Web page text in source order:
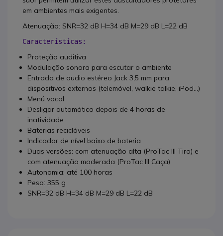
em ambientes mais exigentes.
Atenuação: SNR=32 dB H=34 dB M=29 dB L=22 dB
Características:
Proteção auditiva
Modulação sonora para escutar o ambiente
Entrada de audio estéreo Jack 3,5 mm para
dispositivos externos (telemóvel, walkie talkie, iPod...)
Menú vocal
Desligar automático depois de 4 horas de
inatividade
Baterias recicláveis
Indicador de nível baixo de bateria
Duas versões: com atenuação alta (ProTac III Tiro) e
com atenuação moderada (ProTac III Caça)
Autonomia: até 100 horas
Peso: 355 g
SNR=32 dB H=34 dB M=29 dB L=22 dB